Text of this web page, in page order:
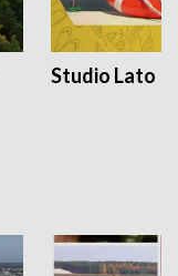
Studio Lato